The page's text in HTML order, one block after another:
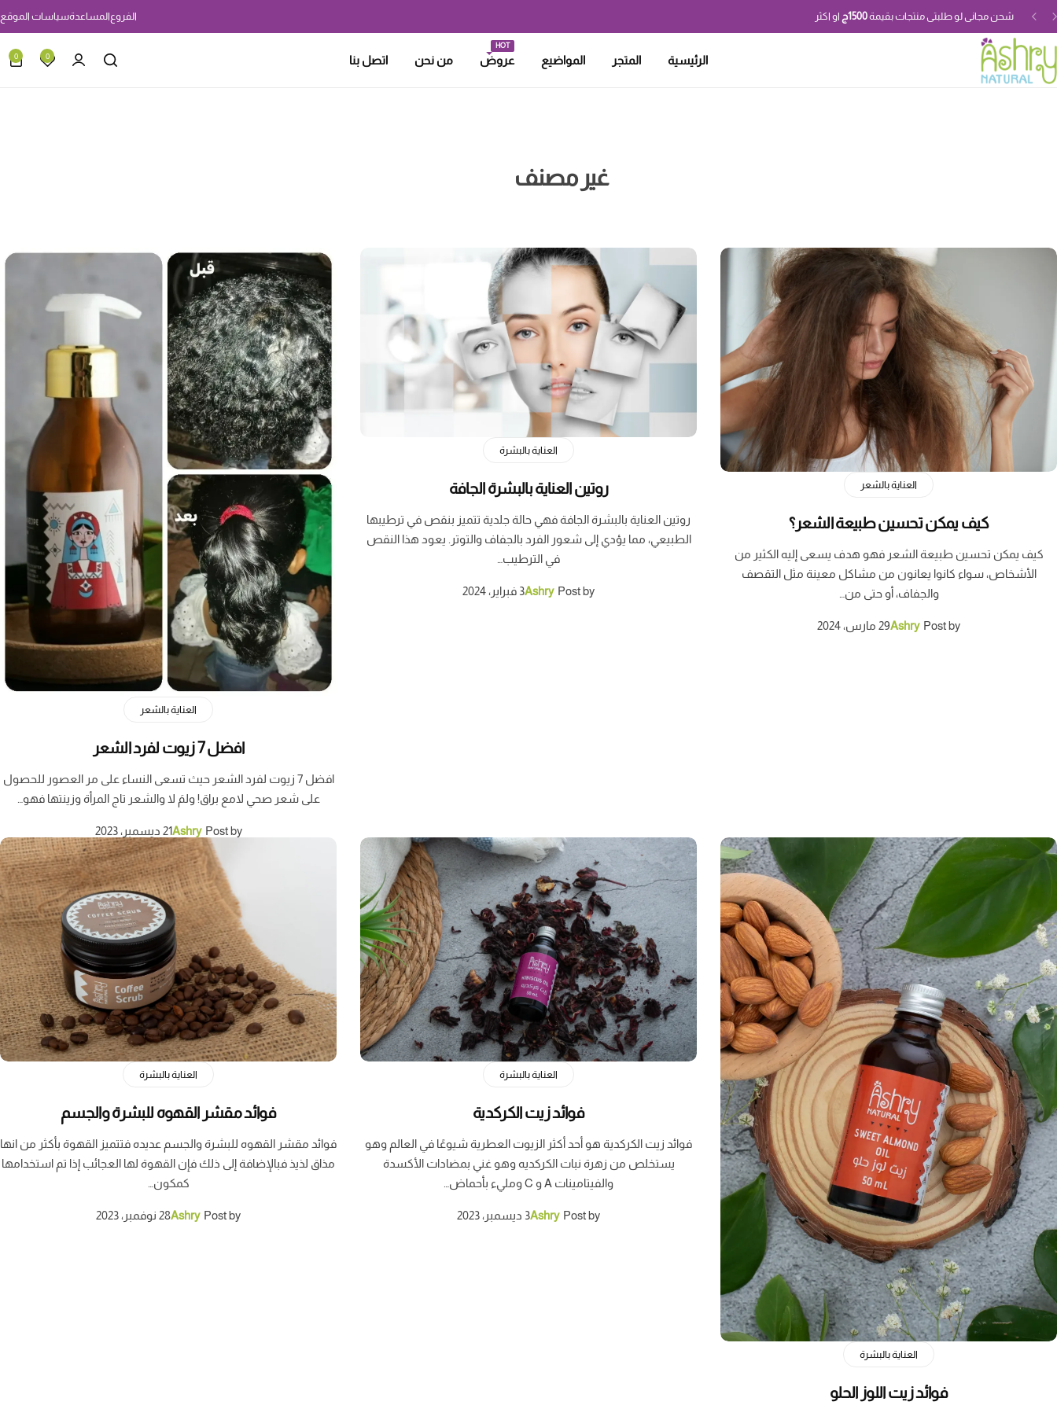
شحن مجانى لو طلبتى منتجات بقيمة1500ج او اكثر الفروعالمساعدةسياسات الموقع
الرئيسية المتجر المواضيع عروض
HOT
من نحن اتصل بنا 0
0
غير مصنف
العناية بالشعر
كيف يمكن تحسين طبيعة الشعر؟
كيف يمكن تحسين طبيعة الشعر فهو هدف يسعى إليه الكثير من
الأشخاص، سواء كانوا يعانون من مشاكل معينة مثل التقصف
والجفاف، أو حتى من…
Post by
Ashry29 مارس، 2024
العناية بالبشرة
روتين العناية بالبشرة الجافة
روتين العناية بالبشرة الجافة فهي حالة جلدية تتميز بنقص في ترطيبها
الطبيعي، مما يؤدي إلى شعور الفرد بالجفاف والتوتر. يعود هذا النقص
في الترطيب…
Post by
Ashry3 فبراير، 2024
العناية بالشعر
افضل 7 زيوت لفرد الشعر
افضل 7 زيوت لفرد الشعر حيث تسعى النساء على مر العصور للحصول
على شعر صحي لامع براق! ولمَ لا والشعر تاج المرأة وزينتها فهو…
Post by
Ashry21 ديسمبر، 2023
العناية بالبشرة
فوائد زيت اللوز الحلو
العناية بالبشرة
فوائد زيت الكركدية
فوائد زيت الكركدية هو أحد أكثر الزيوت العطرية شيوعًا في العالم وهو
يستخلص من زهرة نبات الكركديه وهو غني بمضادات الأكسدة
والفيتامينات A و C ومليء بأحماض…
Post by
Ashry3 ديسمبر، 2023
العناية بالبشرة
فوائد مقشر القهوه للبشرة والجسم
فوائد مقشر القهوه للبشرة والجسم عديده فتتميز القهوة بأكثر من انها
مذاق لذيذ فبالإضافة إلى ذلك فإن القهوة لها العجائب إذا تم استخدامها
كمكون…
Post by
Ashry28 نوفمبر، 2023